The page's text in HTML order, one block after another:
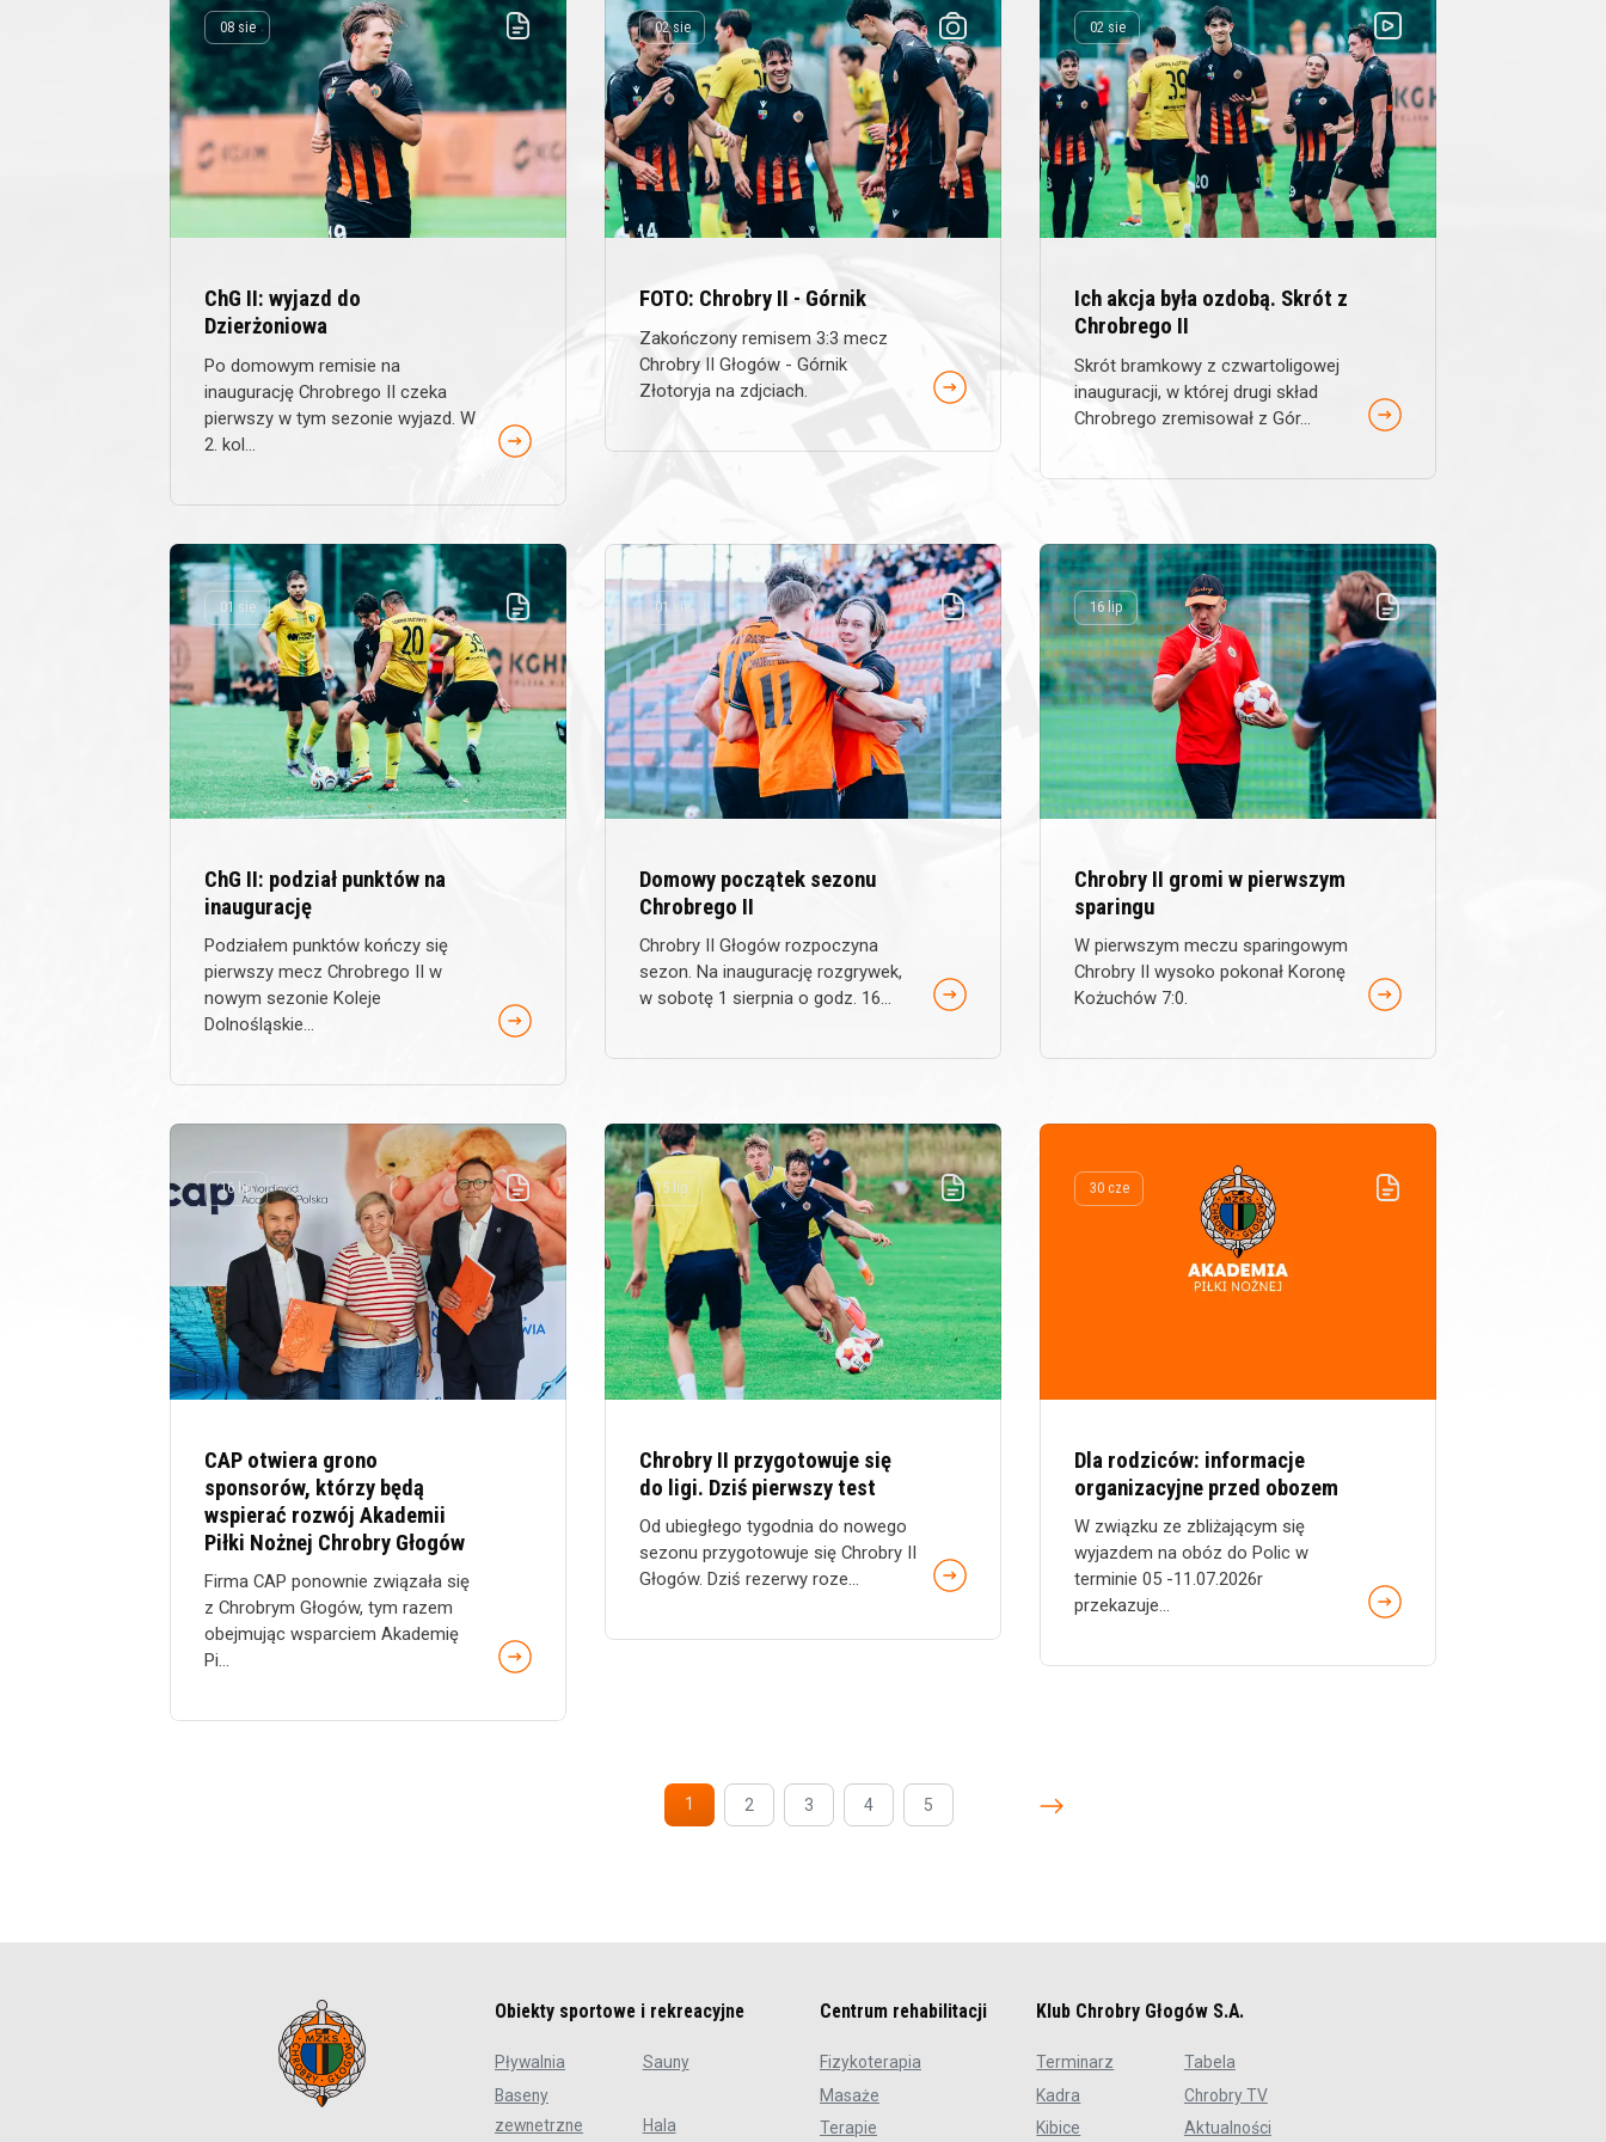
08 sie
ChG II: wyjazd do
Dzierżoniowa
Po domowym remisie na
inaugurację Chrobrego II czeka
pierwszy w tym sezonie wyjazd. W
2. kol...
02 sie
FOTO: Chrobry II - Górnik
Zakończony remisem 3:3 mecz
Chrobry II Głogów - Górnik
Złotoryja na zdjciach.
02 sie
Ich akcja była ozdobą. Skrót z
Chrobrego II
Skrót bramkowy z czwartoligowej
inauguracji, w której drugi skład
Chrobrego zremisował z Gór...
01 sie
ChG II: podział punktów na
inaugurację
Podziałem punktów kończy się
pierwszy mecz Chrobrego II w
nowym sezonie Koleje
Dolnośląskie...
01 sie
Domowy początek sezonu
Chrobrego II
Chrobry II Głogów rozpoczyna
sezon. Na inaugurację rozgrywek,
w sobotę 1 sierpnia o godz. 16...
16 lip
Chrobry II gromi w pierwszym
sparingu
W pierwszym meczu sparingowym
Chrobry II wysoko pokonał Koronę
Kożuchów 7:0.
16 lip
CAP otwiera grono
sponsorów, którzy będą
wspierać rozwój Akademii
Piłki Nożnej Chrobry Głogów
Firma CAP ponownie związała się
z Chrobrym Głogów, tym razem
obejmując wsparciem Akademię
Pi...
15 lip
Chrobry II przygotowuje się
do ligi. Dziś pierwszy test
Od ubiegłego tygodnia do nowego
sezonu przygotowuje się Chrobry II
Głogów. Dziś rezerwy roze...
30 cze
Dla rodziców: informacje
organizacyjne przed obozem
W związku ze zbliżającym się
wyjazdem na obóz do Polic w
terminie 05 -11.07.2026r
przekazuje...
1 2 3 4 5
Obiekty sportowe i rekreacyjne
Pływalnia
Sauny
Baseny
zewnetrzne
Hala
Centrum rehabilitacji
Fizykoterapia
Masaże
Terapie
Klub Chrobry Głogów S.A.
Terminarz
Tabela
Kadra
Chrobry TV
Kibice
Aktualności